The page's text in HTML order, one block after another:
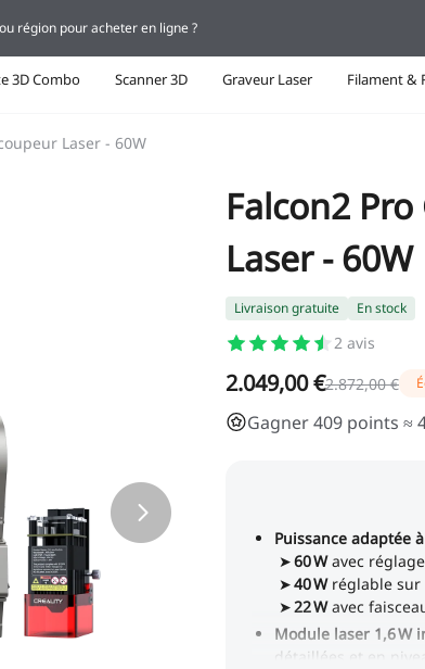
3D Combo Scanner 3D Graveur Laser Filament &
Laser - 60W
Falcon2
Laser - 60W
Livraison gratuite En stock
2 avis
2.049,00 €2.872,00 €
Gagner 409 points ≈
région pour acheter en ligne ?